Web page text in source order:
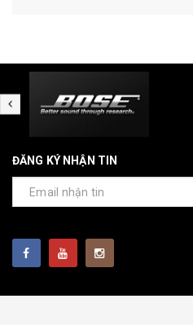
ĐĂNG KÝ NHẬN TIN